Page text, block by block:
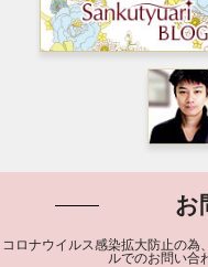
お
コロナウイルス感染拡大防止の
ルでのお問い合